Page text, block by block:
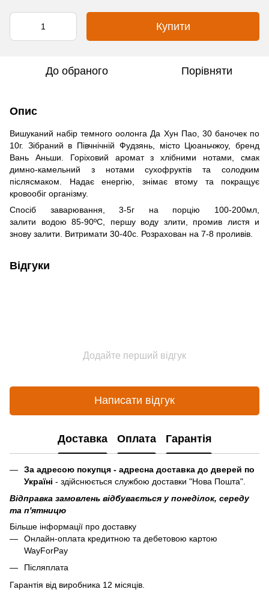
Купити
До обраного Порівняти
Опис
Вишуканий набір темного оолонга Да Хун Пао, 30 баночек по
10г. Зібраний в Півчнічній Фудзянь, місто Цюаньчжоу, бренд
Вань Аньши. Горіховий аромат з хлібними нотами, смак
димно-камельний з нотами сухофруктів та солодким
післясмаком. Надає енергію, знімає втому та покращує
кровообіг організму.
Спосіб заварювання, 3-5г на порцію 100-200мл,
залити водою 85-90ºС, першу воду злити, промив листя и
знову залити. Витримати 30-40с. Розрахован на 7-8 проливів.
Відгуки
Додайте перший відгук
Написати відгук
Доставка Оплата Гарантія
За адресою покупця - адресна доставка до дверей по
Україні - здійснюється службою доставки "Нова Пошта".
Відправка замовлень відбувається у понеділок, середу
та п'ятницю
Більше інформації про доставку
Онлайн-оплата кредитною та дебетовою картою
WayForPay
Післяплата
Гарантія від виробника 12 місяців.